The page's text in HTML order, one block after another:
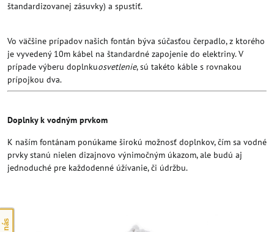
štandardizovanej zásuvky) a spustiť.
Vo väčšine prípadov našich fontán býva súčasťou čerpadlo, z ktorého
je vyvedený 10m kábel na štandardné zapojenie do elektriny. V
prípade výberu doplnkuosvetlenie, sú takéto káble s rovnakou
prípojkou dva.
Doplnky k vodným prvkom
K naším fontánam ponúkame širokú možnosť doplnkov, čím sa vodné
prvky stanú nielen dizajnovo výnimočným úkazom, ale budú aj
jednoduché pre každodenné úžívanie, či údržbu.